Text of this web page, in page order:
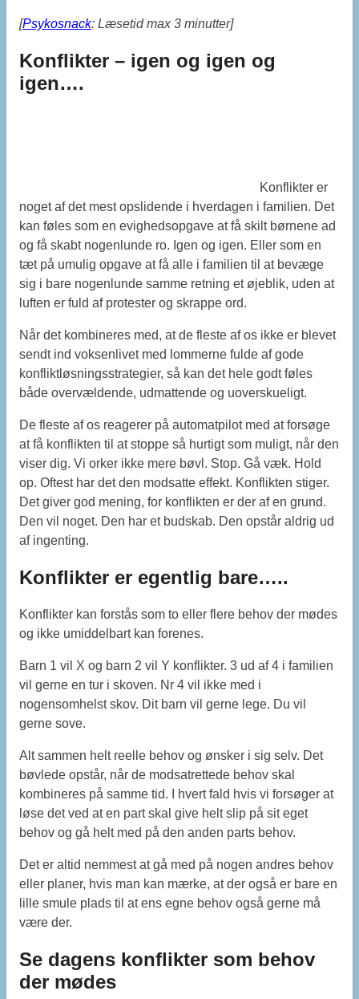
[Psykosnack: Læsetid max 3 minutter]
Konflikter – igen og igen og
igen….
Konflikter er
noget af det mest opslidende i hverdagen i familien. Det
kan føles som en evighedsopgave at få skilt børnene ad
og få skabt nogenlunde ro. Igen og igen. Eller som en
tæt på umulig opgave at få alle i familien til at bevæge
sig i bare nogenlunde samme retning et øjeblik, uden at
luften er fuld af protester og skrappe ord.
Når det kombineres med, at de fleste af os ikke er blevet
sendt ind voksenlivet med lommerne fulde af gode
konfliktløsningsstrategier, så kan det hele godt føles
både overvældende, udmattende og uoverskueligt.
De fleste af os reagerer på automatpilot med at forsøge
at få konflikten til at stoppe så hurtigt som muligt, når den
viser dig. Vi orker ikke mere bøvl. Stop. Gå væk. Hold
op. Oftest har det den modsatte effekt. Konflikten stiger.
Det giver god mening, for konflikten er der af en grund.
Den vil noget. Den har et budskab. Den opstår aldrig ud
af ingenting.
Konflikter er egentlig bare…..
Konflikter kan forstås som to eller flere behov der mødes
og ikke umiddelbart kan forenes.
Barn 1 vil X og barn 2 vil Y konflikter. 3 ud af 4 i familien
vil gerne en tur i skoven. Nr 4 vil ikke med i
nogensomhelst skov. Dit barn vil gerne lege. Du vil
gerne sove.
Alt sammen helt reelle behov og ønsker i sig selv. Det
bøvlede opstår, når de modsatrettede behov skal
kombineres på samme tid. I hvert fald hvis vi forsøger at
løse det ved at en part skal give helt slip på sit eget
behov og gå helt med på den anden parts behov.
Det er altid nemmest at gå med på nogen andres behov
eller planer, hvis man kan mærke, at der også er bare en
lille smule plads til at ens egne behov også gerne må
være der.
Se dagens konflikter som behov
der mødes